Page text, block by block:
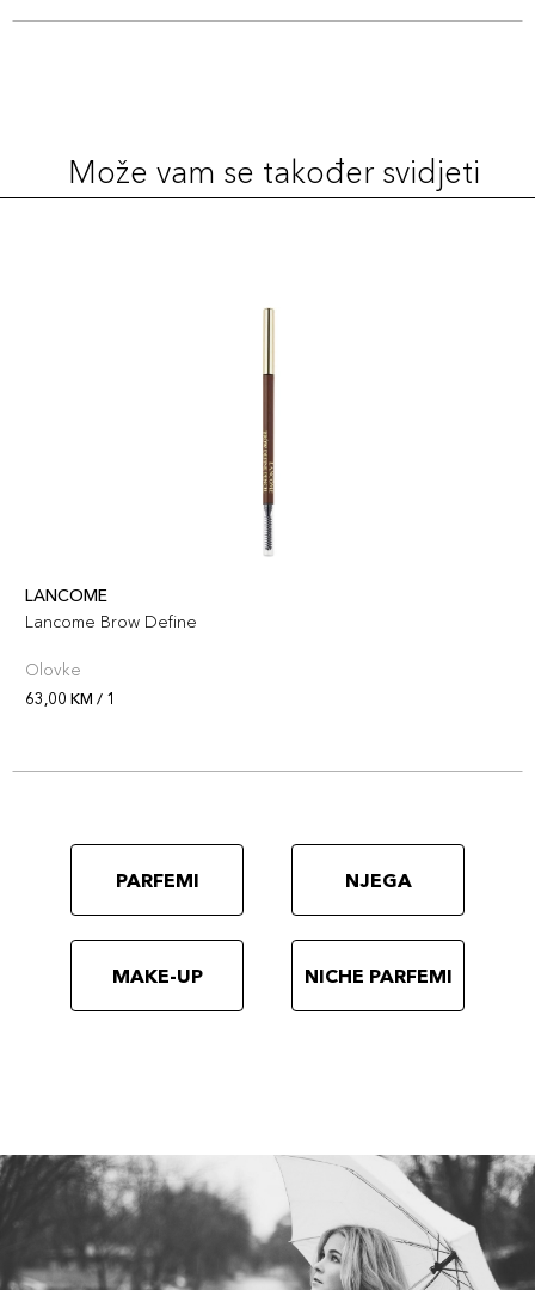
Može vam se također svidjeti
LANCOME
Lancome Brow Define
Olovke
63,00 KM / 1
PARFEMI NJEGA
MAKE-UP NICHE PARFEMI